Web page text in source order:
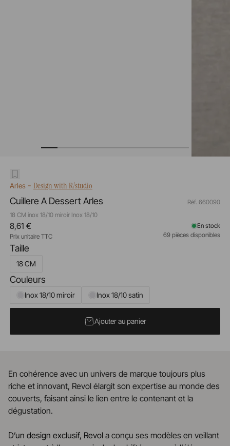
Arles- Design with R/studio
Cuillere A Dessert Arles
18 CM inox 18/10 miroir Inox 18/10
Réf. 660090
Taille
18 CM
Couleurs
Inox 18/10 miroir Inox 18/10 satin
8,61 €
Prix unitaire TTC
En stock
69 pièces disponibles
Ajouter au panier
En cohérence avec un univers de marque toujours plus
riche et innovant, Revol élargit son expertise au monde des
couverts, faisant ainsi le lien entre le contenant et la
dégustation.
D’un design exclusif, Revol a conçu ses modèles en veillant